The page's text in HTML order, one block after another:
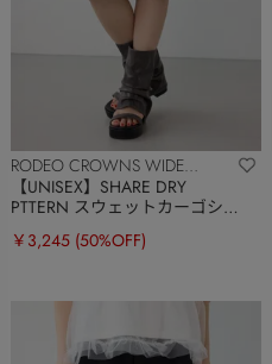
RODEO CROWNS WIDE
BOWL
【UNISEX】SHARE DRY
PTTERN スウェットカーゴショ
ートパンツ
￥3,245 (50%OFF)